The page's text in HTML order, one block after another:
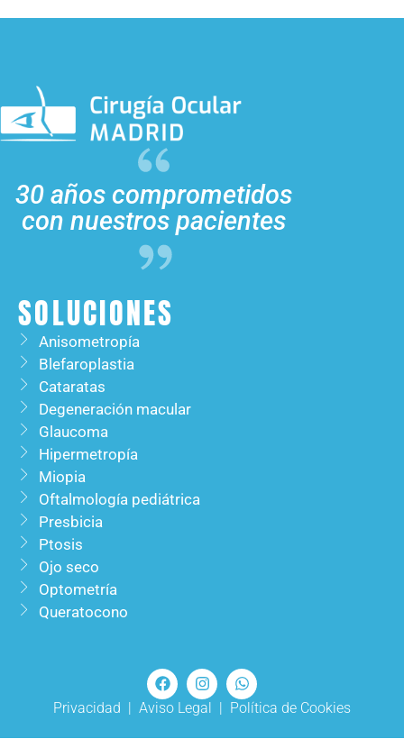
30 años comprometidos
con nuestros pacientes
SOLUCIONES
Anisometropía
Blefaroplastia
Cataratas
Degeneración macular
Glaucoma
Hipermetropía
Miopia
Oftalmología pediátrica ​
Presbicia ​
Ptosis ​
Ojo seco
Optometría
Queratocono
Privacidad | Aviso Legal | Política de Cookies